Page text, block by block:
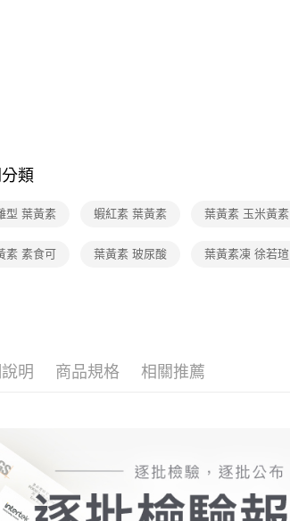
類
型 葉黃素 蝦紅素 葉黃素 葉黃素 玉米黃素
素 素食可 葉黃素 玻尿酸 葉黃素凍 徐若瑄
明 商品規格 相關推薦